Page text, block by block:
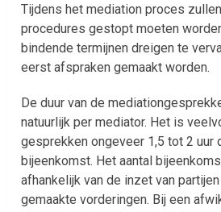
Tijdens het mediation proces
procedures gestopt moeten
bindende termijnen dreigen te
eerst afspraken gemaakt worden.
De duur van de
natuurlijk per mediator. Het is
gesprekken ongeveer 1,5 tot 2 uur
bijeenkomst. Het aantal
afhankelijk van de inzet van
gemaakte vorderingen. Bij een